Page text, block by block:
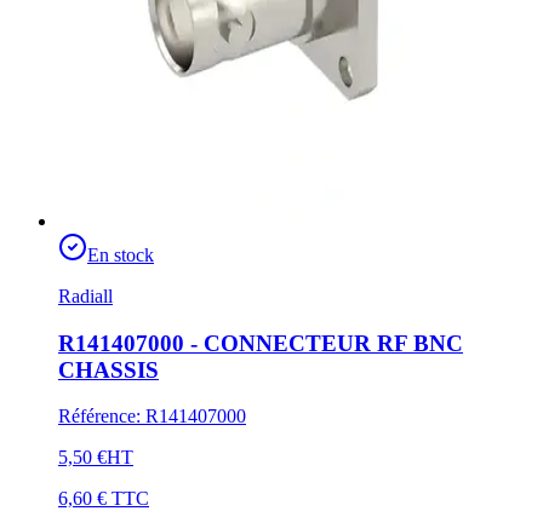
En stock
Radiall
R141407000 - CONNECTEUR RF BNC
CHASSIS
Référence: R141407000
5,50 €HT
6,60 € TTC